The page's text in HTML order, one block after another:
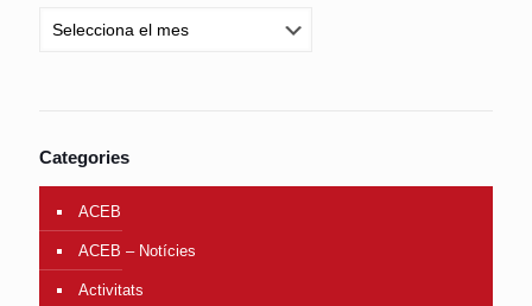
Categories
ACEB
ACEB – Notícies
Activitats